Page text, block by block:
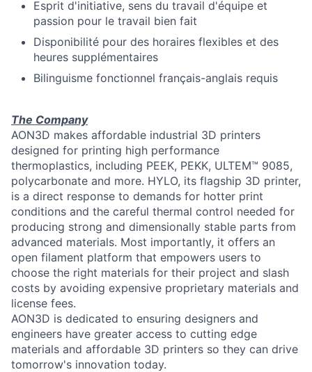
Esprit d'initiative, sens du travail d'équipe et
passion pour le travail bien fait
Disponibilité pour des horaires flexibles et des
heures supplémentaires
Bilinguisme fonctionnel français-anglais requis
The Company
AON3D makes affordable industrial 3D printers
designed for printing high performance
thermoplastics, including PEEK, PEKK, ULTEM™ 9085,
polycarbonate and more. HYLO, its flagship 3D printer,
is a direct response to demands for hotter print
conditions and the careful thermal control needed for
producing strong and dimensionally stable parts from
advanced materials. Most importantly, it offers an
open filament platform that empowers users to
choose the right materials for their project and slash
costs by avoiding expensive proprietary materials and
license fees.
AON3D is dedicated to ensuring designers and
engineers have greater access to cutting edge
materials and affordable 3D printers so they can drive
tomorrow's innovation today.